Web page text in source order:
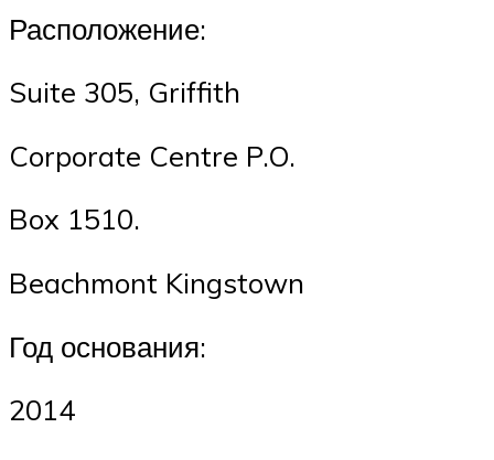
Расположение:
Suite 305, Griffith
Corporate Centre P.O.
Box 1510.
Beachmont Kingstown
Год основания:
2014